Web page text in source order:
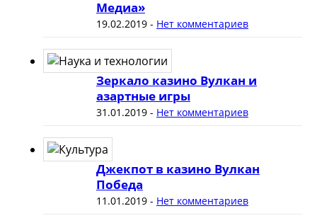
Медиа»
19.02.2019- Нет комментариев
Зеркало казино Вулкан и
азартные игры
31.01.2019- Нет комментариев
Джекпот в казино Вулкан
Победа
11.01.2019- Нет комментариев